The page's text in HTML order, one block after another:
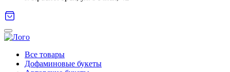
Все товары
Дофаминовые букеты